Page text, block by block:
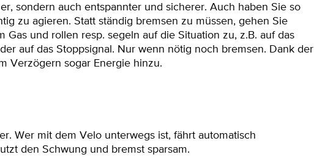
sondern auch entspannter und sicherer. Auch haben Sie so
zu agieren. Statt ständig bremsen zu müssen, gehen Sie
Gas und rollen resp. segeln auf die Situation zu, z.B. auf das
auf das Stoppsignal. Nur wenn nötig noch bremsen. Dank der
Verzögern sogar Energie hinzu.
Wer mit dem Velo unterwegs ist, fährt automatisch
den Schwung und bremst sparsam.